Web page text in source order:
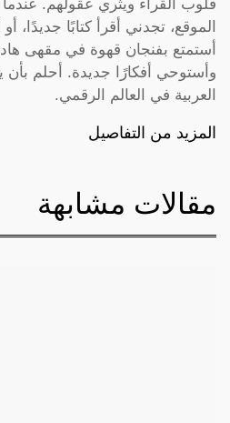
قلوب القراء ويثري عقولهم. عندما
الموقع، تجدني أقرأ كتابًا جديدًا،
أستمتع بفنجان قهوة في مقهى
وأستوحي أفكارًا جديدة. أحلم بأن
العربية في العالم الرقمي.
المزيد من التفاصيل
مقالات مشابهة